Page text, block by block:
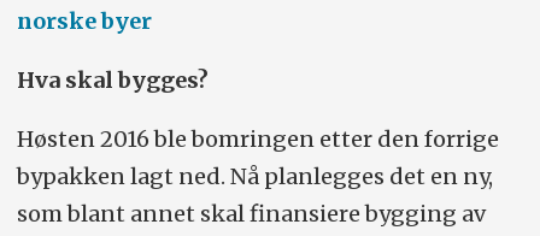
norske byer
Hva skal bygges?
Høsten 2016 ble bomringen etter den forrige
bypakken lagt ned. Nå planlegges det en ny,
som blant annet skal finansiere bygging av